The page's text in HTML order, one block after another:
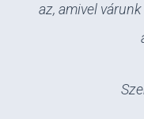
az, amivel